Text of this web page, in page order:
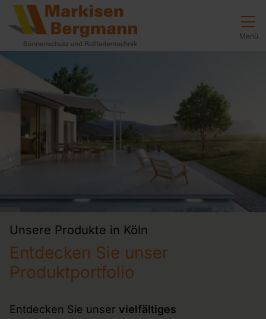
zur Top-Navigation
zur Hauptnavigation
Inhalt springen
zum Footer
Hauptnavigation Menü
Unsere Produkte in Köln
Entdecken Sie unser
Produktportfolio
Entdecken Sie unser vielfältiges